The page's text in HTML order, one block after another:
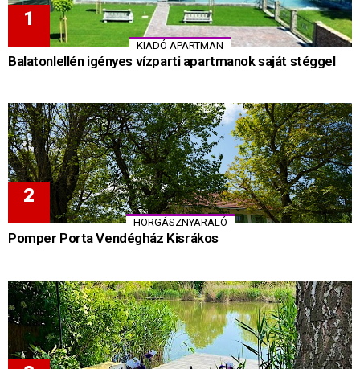
KIADÓ APARTMAN
Balatonlellén igényes vízparti apartmanok saját stéggel
HORGÁSZNYARALÓ
Pomper Porta Vendégház Kisrákos